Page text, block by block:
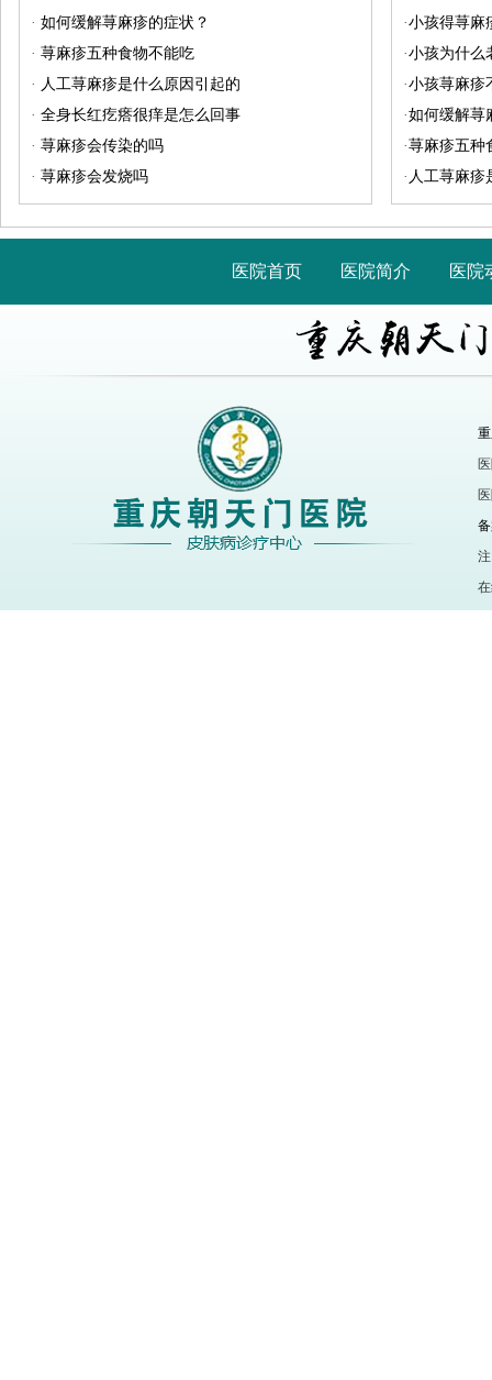
· 如何缓解荨麻疹的症状？
· 荨麻疹五种食物不能吃
· 人工荨麻疹是什么原因引起的
· 全身长红疙瘩很痒是怎么回事
· 荨麻疹会传染的吗
· 荨麻疹会发烧吗
·小孩得荨麻
·小孩为什么
·小孩荨麻疹
·如何缓解荨
·荨麻疹五种
· 人工荨麻疹
医院首页 医院简介 医院